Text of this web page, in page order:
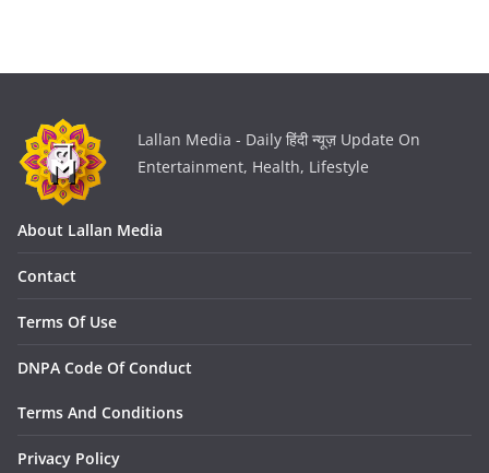
Lallan Media - Daily हिंदी न्यूज़ Update On
Entertainment, Health, Lifestyle
About Lallan Media
Contact
Terms Of Use
DNPA Code Of Conduct
Terms And Conditions
Privacy Policy